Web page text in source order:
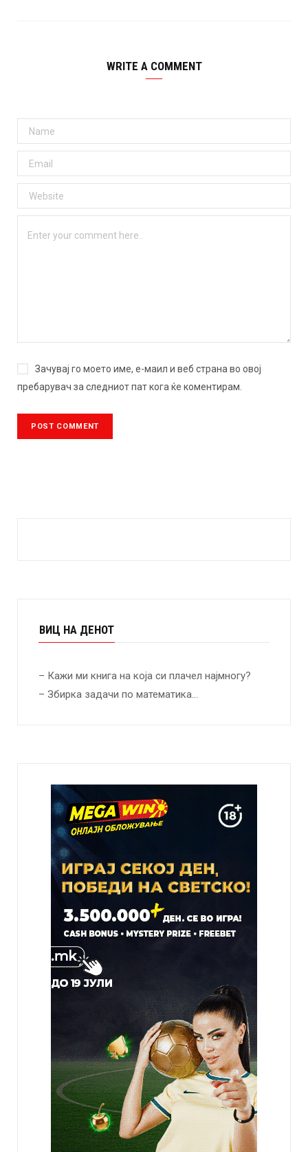
WRITE A COMMENT
Зачувај го моето име, е-маил и веб страна во овој
пребарувач за следниот пат кога ќе коментирам.
ВИЦ НА ДЕНОТ
– Кажи ми книга на која си плачел најмногу?
– Збирка задачи по математика…